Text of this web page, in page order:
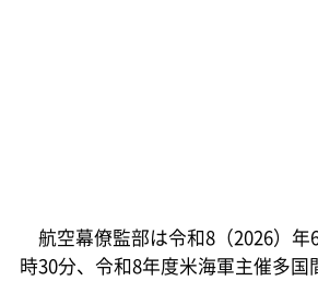
航空幕僚監部は令和8（2026）年
時30分、令和8年度米海軍主催多国